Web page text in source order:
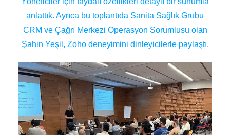
anlattık. Ayrıca bu toplantıda Sanita Sağlık Grubu
CRM ve Çağrı Merkezi Operasyon Sorumlusu olan
Şahin Yeşil, Zoho deneyimini dinleyicilerle paylaştı.